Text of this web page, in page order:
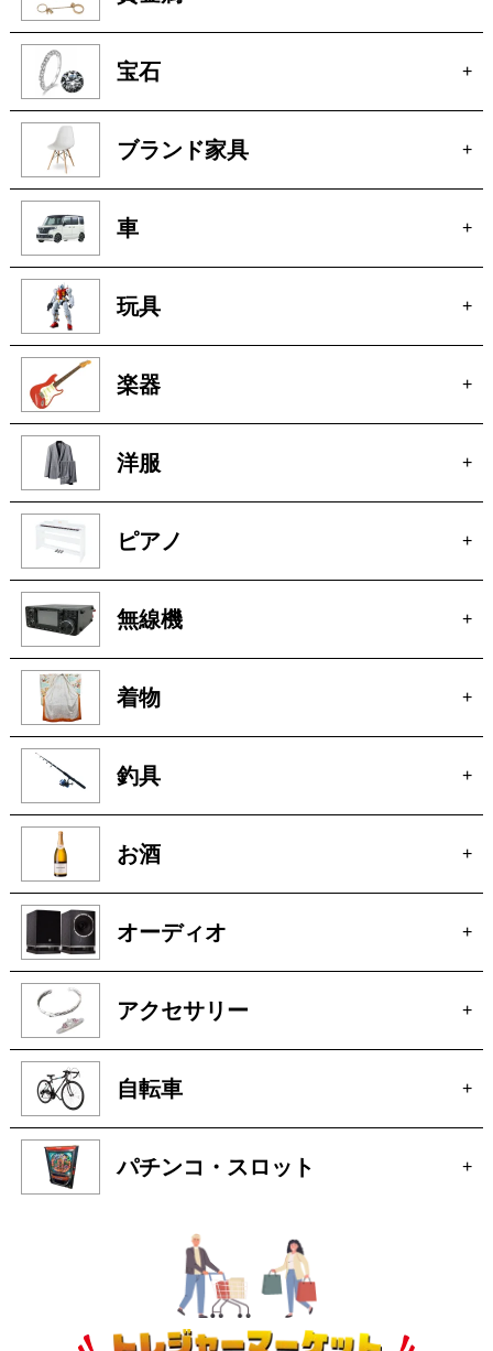
貴金属 +
宝石 +
ブランド家具 +
車 +
玩具 +
楽器 +
洋服 +
ピアノ +
無線機 +
着物 +
釣具 +
お酒 +
オーディオ +
アクセサリー +
自転車 +